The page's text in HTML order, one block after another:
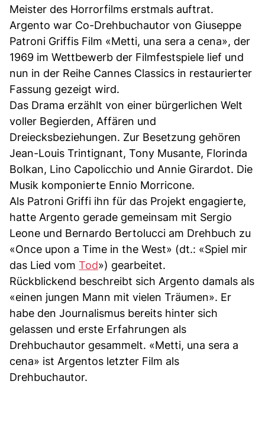
Meister des Horrorfilms erstmals auftrat.
Argento war Co-Drehbuchautor von Giuseppe
Patroni Griffis Film «Metti, una sera a cena», der
1969 im Wettbewerb der Filmfestspiele lief und
nun in der Reihe Cannes Classics in restaurierter
Fassung gezeigt wird.
Das Drama erzählt von einer bürgerlichen Welt
voller Begierden, Affären und
Dreiecksbeziehungen. Zur Besetzung gehören
Jean-Louis Trintignant, Tony Musante, Florinda
Bolkan, Lino Capolicchio und Annie Girardot. Die
Musik komponierte Ennio Morricone.
Als Patroni Griffi ihn für das Projekt engagierte,
hatte Argento gerade gemeinsam mit Sergio
Leone und Bernardo Bertolucci am Drehbuch zu
«Once upon a Time in the West» (dt.: «Spiel mir
das Lied vom Tod») gearbeitet.
Rückblickend beschreibt sich Argento damals als
«einen jungen Mann mit vielen Träumen». Er
habe den Journalismus bereits hinter sich
gelassen und erste Erfahrungen als
Drehbuchautor gesammelt. «Metti, una sera a
cena» ist Argentos letzter Film als
Drehbuchautor.